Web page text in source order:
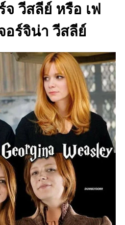
จ วีสลีย์ หรือ เฟ
อร์จิน่า วีสลีย์